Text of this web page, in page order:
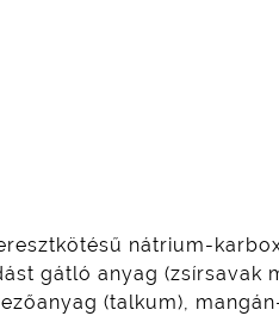
nátrium-
gátló anyag (zsírsavak
(talkum),